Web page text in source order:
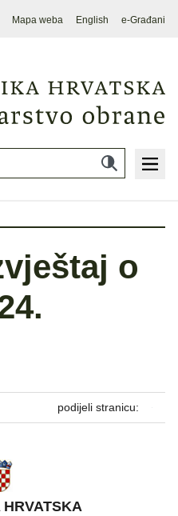
Mapa weba English e-Građani
o
podijeli stranicu: